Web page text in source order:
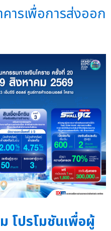
ารเพื่อการส่งออก
โปรโมชันเพื่อผู้